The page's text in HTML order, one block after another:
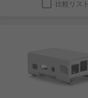
比較リスト